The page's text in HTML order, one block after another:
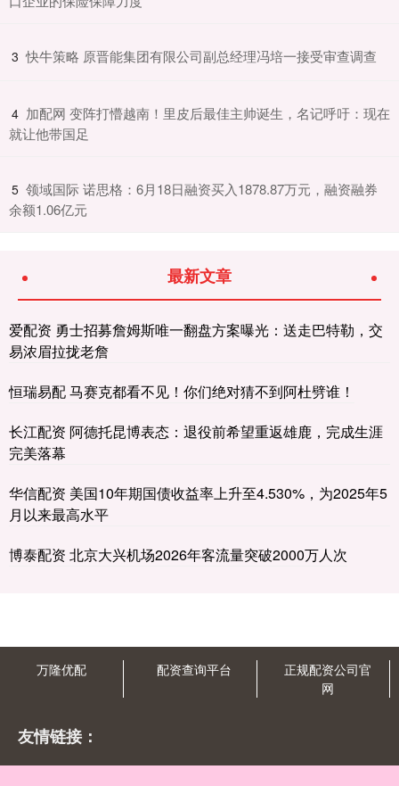
3 ​快牛策略 原晋能集团有限公司副总经理冯培一接受审查调查
4 ​加配网 变阵打懵越南！里皮后最佳主帅诞生，名记呼吁：现在
就让他带国足
5 ​领域国际 诺思格：6月18日融资买入1878.87万元，融资融券
余额1.06亿元
最新文章
爱配资 勇士招募詹姆斯唯一翻盘方案曝光：送走巴特勒，交
易浓眉拉拢老詹
恒瑞易配 马赛克都看不见！你们绝对猜不到阿杜劈谁！
长江配资 阿德托昆博表态：退役前希望重返雄鹿，完成生涯
完美落幕
华信配资 美国10年期国债收益率上升至4.530%，为2025年5
月以来最高水平
博泰配资 北京大兴机场2026年客流量突破2000万人次
万隆优配 配资查询平台
正规配资公司官
网
友情链接：